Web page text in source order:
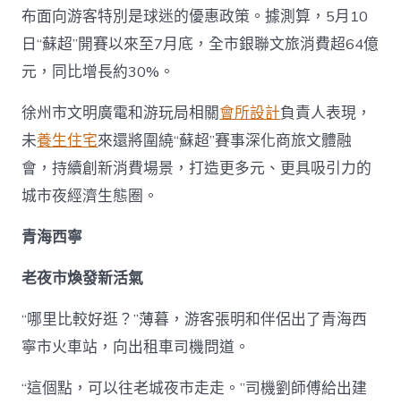
布面向游客特別是球迷的優惠政策。據測算，5月10
日“蘇超”開賽以來至7月底，全市銀聯文旅消費超64億
元，同比增長約30%。
徐州市文明廣電和游玩局相關會所設計負責人表現，
未養生住宅來還將圍繞“蘇超”賽事深化商旅文體融
會，持續創新消費場景，打造更多元、更具吸引力的
城市夜經濟生態圈。
青海西寧
老夜市煥發新活氣
“哪里比較好逛？”薄暮，游客張明和伴侶出了青海西
寧市火車站，向出租車司機問道。
“這個點，可以往老城夜市走走。”司機劉師傅給出建